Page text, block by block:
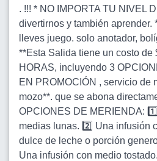
. !!! * NO IMPORTA TU NIVEL
divertirnos y también aprender.
lleves juego. solo anotador,
**Esta Salida tiene un costo de
HORAS, incluyendo 3
EN PROMOCIÓN , servicio de
mozo**. que se abona
OPCIONES DE MERIENDA:
medias lunas. 2️⃣ Una infusión
dulce de leche o porción
Una infusión con medio